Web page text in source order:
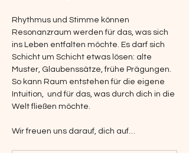
Rhythmus und Stimme können
Resonanzraum werden für das, was sich
ins Leben entfalten möchte. Es darf sich
Schicht um Schicht etwas lösen: alte
Muster, Glaubenssätze, frühe Prägungen.
So kann Raum entstehen für die eigene
Intuition,  und für das, was durch dich in die
Welt fließen möchte.
Wir freuen uns darauf, dich auf…